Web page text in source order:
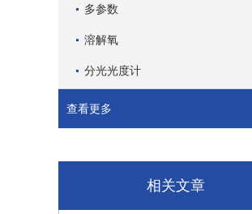
多参数
溶解氧
分光光度计
查看更多
相关文章